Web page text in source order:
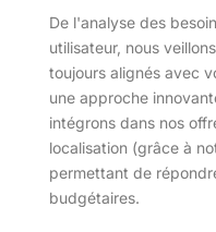
De l'analyse des
utilisateur, nous
toujours alignés avec
une approche
intégrons dans nos
localisation (grâce à
permettant de
budgétaires.